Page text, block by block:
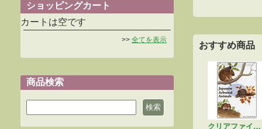
ショッピングカート
カートは空です
>> 全てを表示
商品検索
おすすめ商品
クリアファイル「樹上動物A」